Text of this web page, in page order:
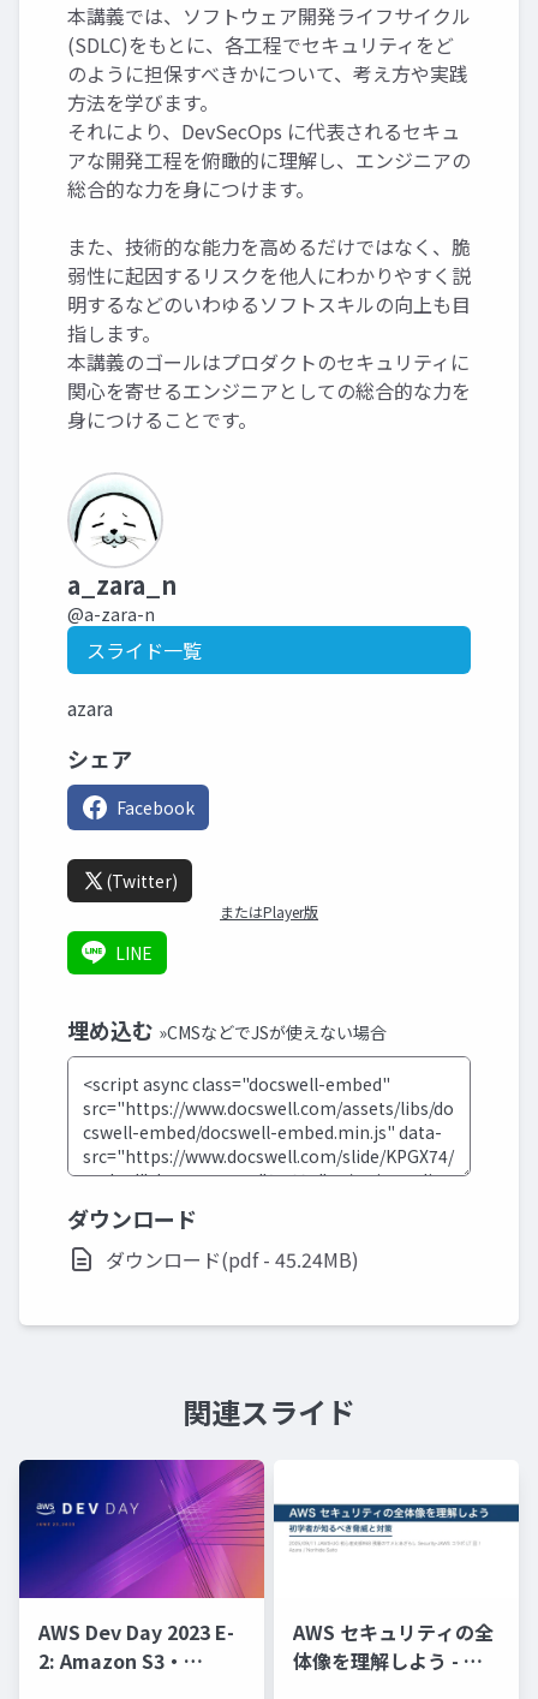
本講義では、ソフトウェア開発ライフサイクル
(SDLC)をもとに、各工程でセキュリティをど
のように担保すべきかについて、考え方や実践
方法を学びます。
それにより、DevSecOps に代表されるセキュ
アな開発工程を俯瞰的に理解し、エンジニアの
総合的な力を身につけます。
また、技術的な能力を高めるだけではなく、脆
弱性に起因するリスクを他人にわかりやすく説
明するなどのいわゆるソフトスキルの向上も目
指します。
本講義のゴールはプロダクトのセキュリティに
関心を寄せるエンジニアとしての総合的な力を
身につけることです。
a_zara_n
@a-zara-n
スライド一覧
azara
シェア
Facebook
(Twitter)
またはPlayer版
LINE
埋め込む »CMSなどでJSが使えない場合
ダウンロード
ダウンロード(pdf - 45.24MB)
関連スライド
AWS Dev Day 2023 E-
2: Amazon S3・
AWS セキュリティの全
体像を理解しよう - 初